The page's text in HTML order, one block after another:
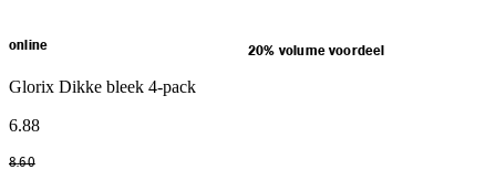
online 20% volume voordeel
Glorix Dikke bleek 4-pack
6.88
8.60